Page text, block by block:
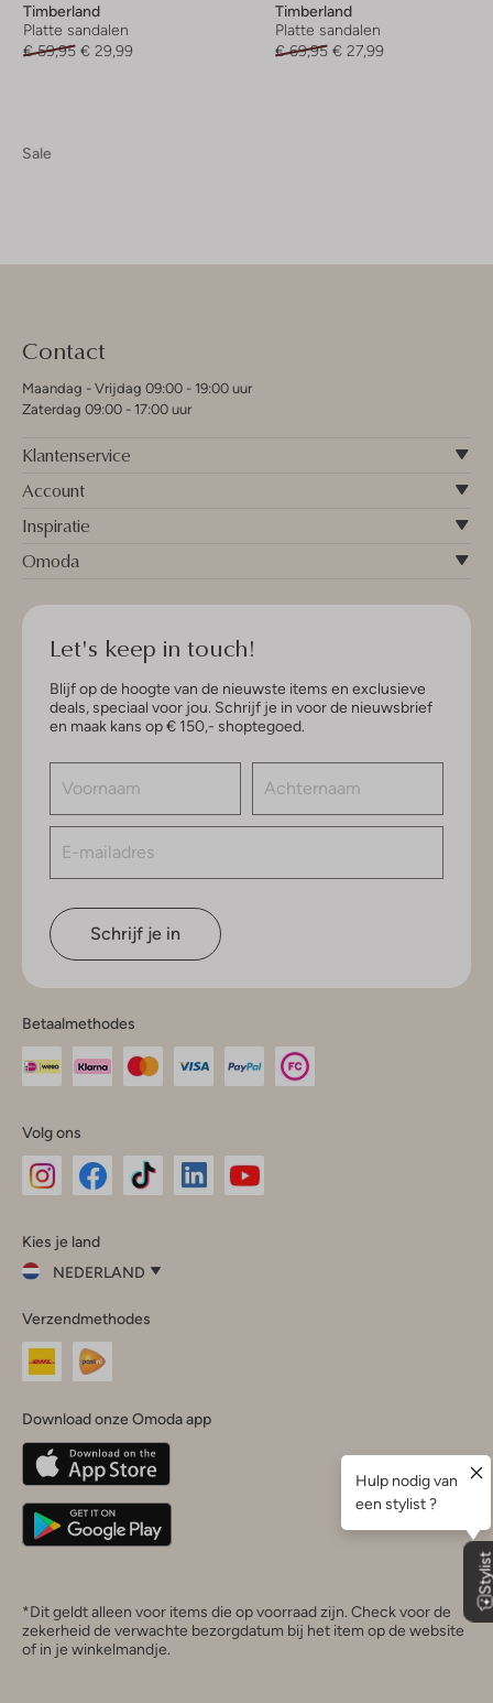
Timberland
Platte sandalen
€ 59,95 € 29,99
Timberland
Platte sandalen
€ 69,95 € 27,99
Sale
Contact
Maandag - Vrijdag 09:00 - 19:00 uur
Zaterdag 09:00 - 17:00 uur
Klantenservice
Account
Inspiratie
Omoda
Let's keep in touch!
Blijf op de hoogte van de nieuwste items en exclusieve
deals, speciaal voor jou. Schrijf je in voor de nieuwsbrief
en maak kans op € 150,- shoptegoed.
Schrijf je in
Betaalmethodes
Volg ons
InstagramFacebook
Kies je land
NEDERLAND
je
land
Nederland
Belgique(Français)
Deutschland
Verzendmethodes
Download onze Omoda app
*Dit geldt alleen voor items die op voorraad zijn. Check voor de
zekerheid de verwachte bezorgdatum bij het item op de website
of in je winkelmandje.